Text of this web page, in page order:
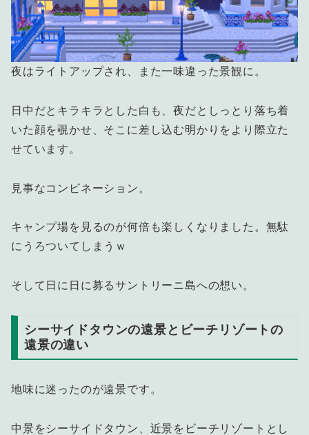
夜はライトアップされ、また一味違った景観に。
日中だとキラキラとした白も、夜だとしっとり落ち着
いた顔を覗かせ、そこに差し込む明かりをより際立た
せています。
見事なコンビネーション。
キャンプ場を見るのが何倍も楽しくなりました。無駄
にうろついてしまうｗ
そして日に日に募るサントリーニ島への想い。
シーサイドタウンの遠景とビーチリゾートの
遠景の違い
地味に迷ったのが遠景です。
中景をシーサイドタウン、近景をビーチリゾートとし